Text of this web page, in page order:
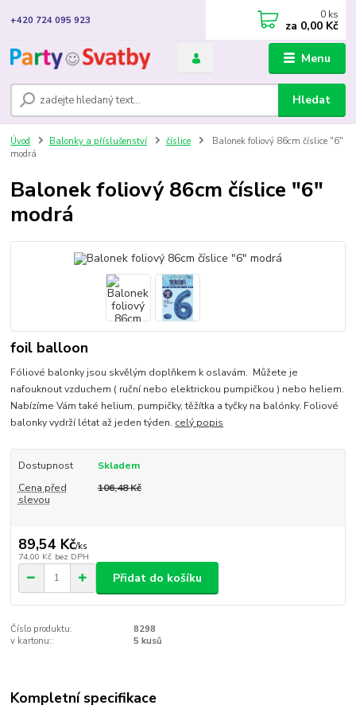
Menu
Hledat
+420 724 095 923 0 ks
za 0,00 Kč
Úvod Balonky a příslušenství číslice
Balonek foliový 86cm číslice "6"
modrá
Balonek foliový 86cm číslice "6"
modrá
foil balloon
Fóliové balonky jsou skvělým doplňkem k oslavám. Můžete je
nafouknout vzduchem ( ruční nebo elektrickou pumpičkou ) nebo heliem.
Nabízíme Vám také helium, pumpičky, těžítka a tyčky na balónky. Foliové
balonky vydrží létat až jeden týden. celý popis
Dostupnost
Skladem
Cena před
slevou
106,48 Kč
89,54 Kč/ks
74,00 Kč bez DPH
Přidat do košíku
Číslo produktu:
8298
v kartonu::
5 kusů
Kompletní specifikace